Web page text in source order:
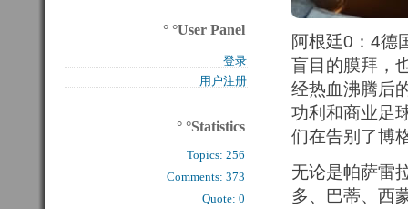
阿根廷0：4德
盲目的膜拜，
经热血沸腾后
功利和商业足
们在告别了博
无论是帕萨雷
多、巴蒂、西
° °User Panel
登录
用户注册
° °Statistics
Topics:256
Comments: 373
Quote: 0